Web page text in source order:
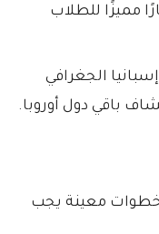
مميزًا للطلاب
الجغرافي
باقي دول أوروبا.
خطوات معينة يجب